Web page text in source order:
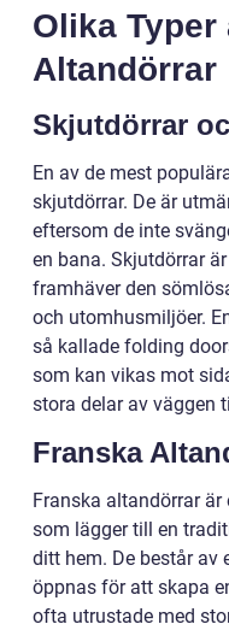
Olika
Altandörrar
Skjutdörrar
En av de mest
skjutdörrar. De är
eftersom de inte
en bana. Skjutdörrar
framhäver den
och utomhusmiljöer.
så kallade folding
som kan vikas mot
stora delar av väggen
Franska
Franska altandörrar
som lägger till en
ditt hem. De består av
öppnas för att skapa
ofta utrustade med